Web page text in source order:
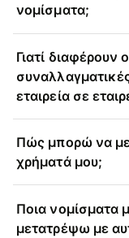
νομίσματα;
Γιατί διαφέρουν
εταιρεία σε
Πώς μπορώ να
χρήματά μου;
Ποια νομίσματα
μετατρέψω με